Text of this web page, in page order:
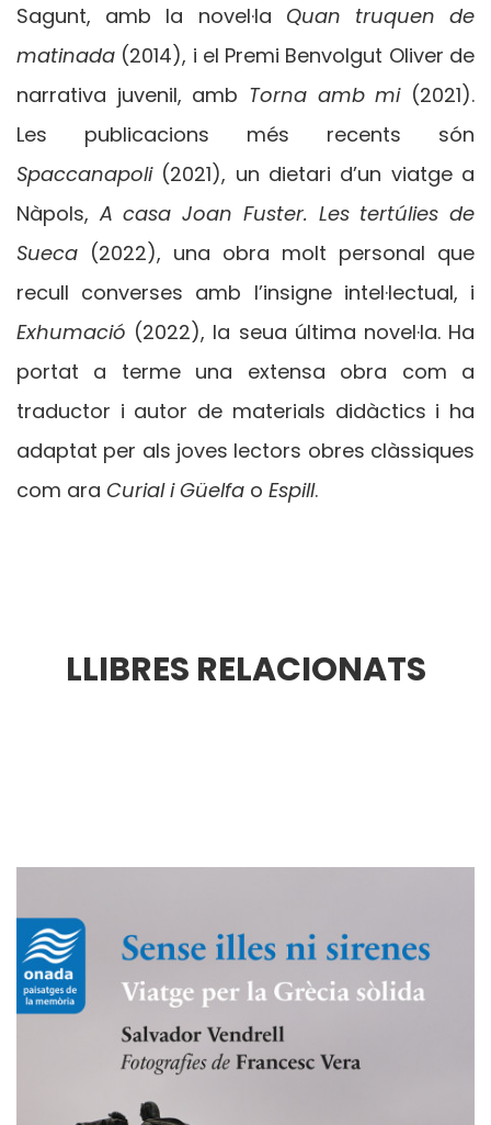
Sagunt, amb la novel·la Quan truquen de
matinada (2014), i el Premi Benvolgut Oliver de
narrativa juvenil, amb Torna amb mi(2021).
Les publicacions més recents són
Spaccanapoli(2021), un dietari d’un viatge a
Nàpols, A casa Joan Fuster. Les tertúlies de
Sueca (2022), una obra molt personal que
recull converses amb l’insigne intel·lectual, i
Exhumació (2022), la seua última novel·la. Ha
portat a terme una extensa obra com a
traductor i autor de materials didàctics i ha
adaptat per als joves lectors obres clàssiques
com ara Curial i Güelfa o Espill.
LLIBRES RELACIONATS